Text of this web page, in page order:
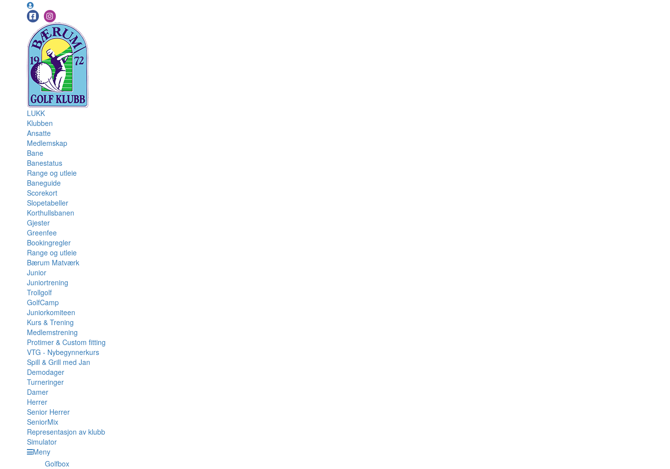
LUKK
Klubben
Ansatte
Medlemskap
Bane
Banestatus
Range og utleie
Baneguide
Scorekort
Slopetabeller
Korthullsbanen
Gjester
Greenfee
Bookingregler
Range og utleie
Bærum Matværk
Junior
Juniortrening
Trollgolf
GolfCamp
Juniorkomiteen
Kurs & Trening
Medlemstrening
Protimer & Custom fitting
VTG - Nybegynnerkurs
Spill & Grill med Jan
Demodager
Turneringer
Damer
Herrer
Senior Herrer
SeniorMix
Representasjon av klubb
Simulator
Meny
Golfbox